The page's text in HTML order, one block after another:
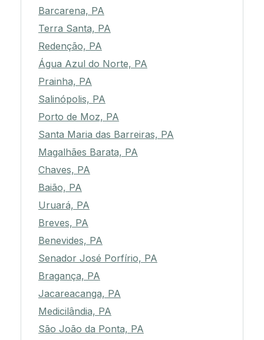
Barcarena, PA
Terra Santa, PA
Redenção, PA
Água Azul do Norte, PA
Prainha, PA
Salinópolis, PA
Porto de Moz, PA
Santa Maria das Barreiras, PA
Magalhães Barata, PA
Chaves, PA
Baião, PA
Uruará, PA
Breves, PA
Benevides, PA
Senador José Porfírio, PA
Bragança, PA
Jacareacanga, PA
Medicilândia, PA
São João da Ponta, PA